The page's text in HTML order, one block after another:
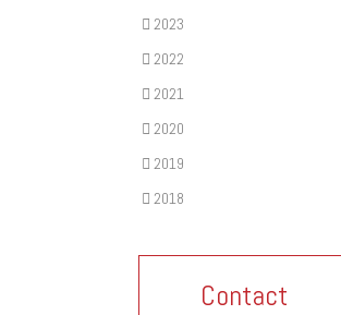
2023
2022
2021
2020
2019
2018
Contact